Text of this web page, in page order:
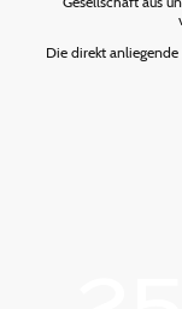
Die direkt